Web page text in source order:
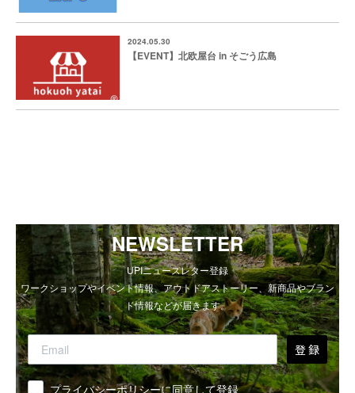
2024.05.30
【EVENT】北欧屋台 in そごう広島
NEWSLETTER
UPIニュースレター登録
ワークショップやイベント情報、アウトドアストーリー、新商品やブラン
ド情報などが届きます。
登 録
同意 プライバシーポリシーに同意して登録